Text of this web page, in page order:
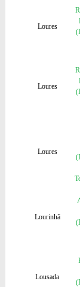
Loures
Loures
Loures
Lourinhã
Lousada